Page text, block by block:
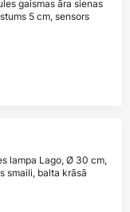
gaismas āra sienas
5 cm, sensors
lampa Lago, Ø 30 cm,
smaili, balta krāsā